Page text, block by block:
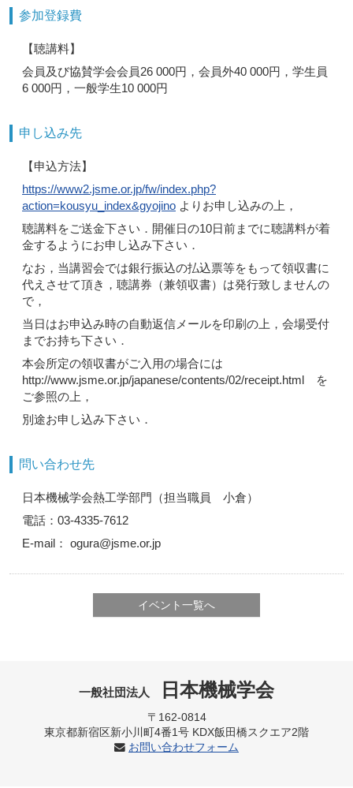
参加登録費
【聴講料】
会員及び協賛学会会員26 000円，会員外40 000円，学生員
6 000円，一般学生10 000円
申し込み先
【申込方法】
https://www2.jsme.or.jp/fw/index.php?
action=kousyu_index&gyojino よりお申し込みの上，
聴講料をご送金下さい．開催日の10日前までに聴講料が着
金するようにお申し込み下さい．
なお，当講習会では銀行振込の払込票等をもって領収書に
代えさせて頂き，聴講券（兼領収書）は発行致しませんの
で，
当日はお申込み時の自動返信メールを印刷の上，会場受付
までお持ち下さい．
本会所定の領収書がご入用の場合には
http://www.jsme.or.jp/japanese/contents/02/receipt.html を
ご参照の上，
別途お申し込み下さい．
問い合わせ先
日本機械学会熱工学部門（担当職員 小倉）
電話：03-4335-7612
E-mail： ogura@jsme.or.jp
イベント一覧へ
一般社団法人 日本機械学会
〒162-0814
東京都新宿区新小川町4番1号 KDX飯田橋スクエア2階
お問い合わせフォーム